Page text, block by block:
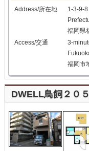
Address/所在地
1-3-9-
福岡県
Access/交通
3-
福岡市
DWELL鳥飼２０５